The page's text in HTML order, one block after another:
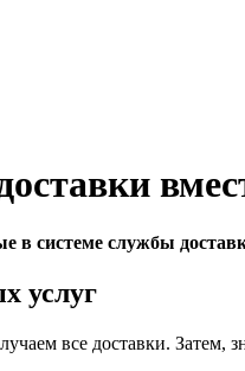
в системе службы
услуг
все доставки. Затем,